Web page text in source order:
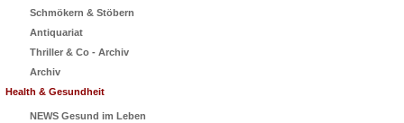
Schmökern & Stöbern
Antiquariat
Thriller & Co - Archiv
Archiv
Health & Gesundheit
NEWS Gesund im Leben